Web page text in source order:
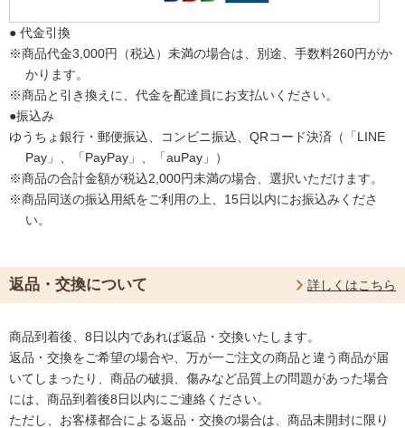
● 代金引換
※商品代金3,000円（税込）未満の場合は、別途、手数料260円がか
かります。
※商品と引き換えに、代金を配達員にお支払いください。
●振込み
ゆうちょ銀行・郵便振込、コンビニ振込、QRコード決済（「LINE
Pay」、「PayPay」、「auPay」）
※商品の合計金額が税込2,000円未満の場合、選択いただけます。
※商品同送の振込用紙をご利用の上、15日以内にお振込みくださ
い。
返品・交換について 詳しくはこちら
商品到着後、8日以内であれば返品・交換いたします。
返品・交換をご希望の場合や、万が一ご注文の商品と違う商品が届
いてしまったり、商品の破損、傷みなど品質上の問題があった場合
には、商品到着後8日以内にご連絡ください。
ただし、お客様都合による返品・交換の場合は、商品未開封に限り